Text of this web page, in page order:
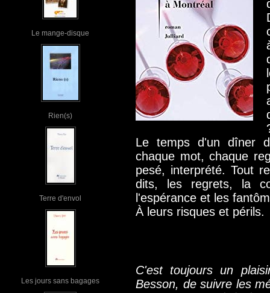
Le mange-disque
Rien(s)
Terre d'envol
Les jours sans bagages
Le temps d'un dîner
chaque mot, chaque
pesé, interprété. Tout
dits, les regrets, la
l'espérance et les
À leurs risques et périls.
C'est toujours un
Besson, de suivre les